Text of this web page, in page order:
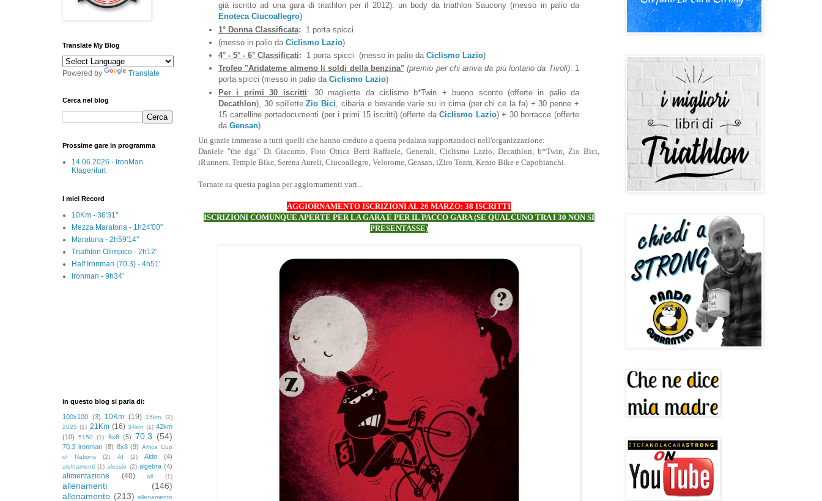
già iscritto ad una gara di triathlon per il 2012): un body da triathlon Saucony (messo in palio da
Enoteca Ciucoallegro)
1° Donna Classificata: 1 porta spicci
(messo in palio da Ciclismo Lazio)
4° - 5° - 6° Classificati: 1 porta spicci (messo in palio da Ciclismo Lazio)
Trofeo "Aridateme almeno li soldi della benzina"(premio per chi arriva da più lontano da Tivoli): 1
porta spicci (messo in palio da Ciclismo Lazio)
Per i primi 30 iscritti: 30 magliette da ciclismo b*Twin + buono sconto (offerte in palio da
Decathlon), 30 spilletteZio Bici , cibaria e bevande varie su in cima (per chi ce la fa) + 30 penne +
15 cartelline portadocumenti (per i primi 15 iscritti) (offerte daCiclismo Lazio) + 30 borracce (offerte
da Gensan)
Un grazie immenso a tutti quelli che hanno creduto a questa pedalata supportandoci nell'organizzazione:
Daniele "the dga" Di Giacomo, Foto Ottica Berti Raffaele, Generali, Ciclismo Lazio, Decathlon, b*Twin, Zio Bici,
iRunners, Temple Bike, Serena Aureli, Ciucoallegro, Velorome, Gensan, iZiro Team, Kento Bike e Capobianchi.
Tornate su questa pagina per aggiornamenti vari...
AGGIORNAMENTO ISCRIZIONI AL 26 MARZO: 38 ISCRITTI
ISCRIZIONI COMUNQUE APERTE PER LA GARA E PER IL PACCO GARA (SE QUALCUNO TRA I 30 NON SI
PRESENTASSE)
Translate My Blog
Powered by Translate
Cerca nel blog
Prossime gare in programma
14.06.2026 - IronMan
Klagenfurt
I miei Record
10Km - 36'31"
Mezza Maratona - 1h24'00"
Maratona - 2h59'14"
Triathlon Olimpico - 2h12'
Half Ironman (70.3) - 4h51'
Ironman - 9h34'
in questo blog si parla di:
100x100 (3) 10Km (19) 15km
(2)
2025 (1) 21Km (16) 34km (1) 42km
(10)
5150 (1) 6x6 (5) 70.3 (54)
70.3 ironman (8) 8x8 (9) Africa Cup
of Nations
(2) AI (2) Aldo (4)
alelnamenti (1) alessio (2) algebra (4)
alimentazione (40) all (1)
allenamenti
(146)
allenamento (213) allenamento